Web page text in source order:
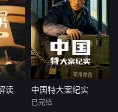
沿
物
了
的
了
熊
雕
罕
名的僧侣。但他的
出名不是因为其上
求佛法的献身精神
以及莫测的修为，
而是源于那部声名
远播的古典名著
《西游记》。可是
在《西游记》中，
三藏法师玄奘却被
重器时代背景解读
读 中国特大案纪实
中国特大案纪实
已完结